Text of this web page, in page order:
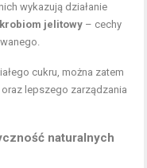
wykazują działanie
jelitowy – cechy
cukru, można zatem
oraz lepszego zarządzania
naturalnych